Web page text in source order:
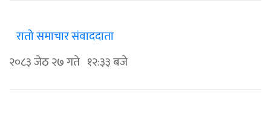
रातो समाचार संवाददाता
२०८३ जेठ २७ गते १२:३३ बजे